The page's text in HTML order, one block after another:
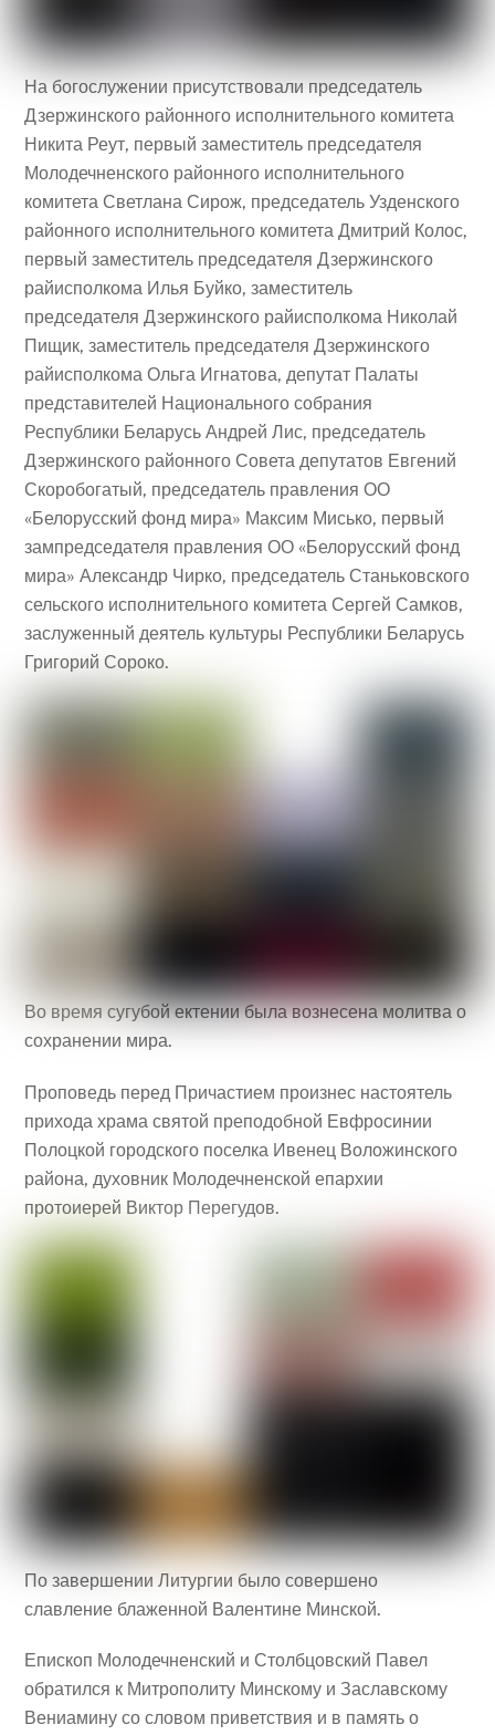
На богослужении присутствовали председатель
Дзержинского районного исполнительного комитета
Никита Реут, первый заместитель председателя
Молодечненского районного исполнительного
комитета Светлана Сирож, председатель Узденского
районного исполнительного комитета Дмитрий Колос,
первый заместитель председателя Дзержинского
райисполкома Илья Буйко, заместитель
председателя Дзержинского райисполкома Николай
Пищик, заместитель председателя Дзержинского
райисполкома Ольга Игнатова, депутат Палаты
представителей Национального собрания
Республики Беларусь Андрей Лис, председатель
Дзержинского районного Совета депутатов Евгений
Скоробогатый, председатель правления ОО
«Белорусский фонд мира» Максим Мисько, первый
зампредседателя правления ОО «Белорусский фонд
мира» Александр Чирко, председатель Станьковского
сельского исполнительного комитета Сергей Самков,
заслуженный деятель культуры Республики Беларусь
Григорий Сороко.
Во время сугубой ектении была вознесена молитва о
сохранении мира.
Проповедь перед Причастием произнес настоятель
прихода храма святой преподобной Евфросинии
Полоцкой городского поселка Ивенец Воложинского
района, духовник Молодечненской епархии
протоиерей Виктор Перегудов.
По завершении Литургии было совершено
славление блаженной Валентине Минской.
Епископ Молодечненский и Столбцовский Павел
обратился к Митрополиту Минскому и Заславскому
Вениамину со словом приветствия и в память о